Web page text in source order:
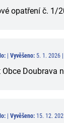
opatření č. 1/
Vyvěšeno: 5. 1. 2026 |
Obce Doubrava
Vyvěšeno: 15. 12.